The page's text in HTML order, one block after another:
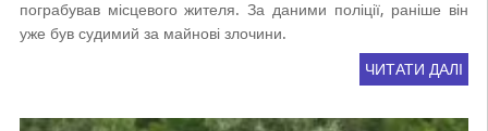
пограбував місцевого жителя. За даними поліції, раніше він
уже був судимий за майнові злочини.
ЧИТАТИ ДАЛІ